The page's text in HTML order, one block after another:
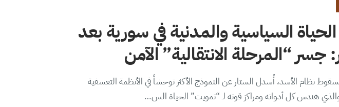
السياسية والمدنية في سورية بعد
جسر “المرحلة الانتقالية” الآمن
نظام الأسد، أُسدل الستار عن النموذج الأكثر توحشاً في الأنظمة التعسفية
والذي هندس كل أدواته ومراكز قوته لـ “تمويت” الحياة الس…